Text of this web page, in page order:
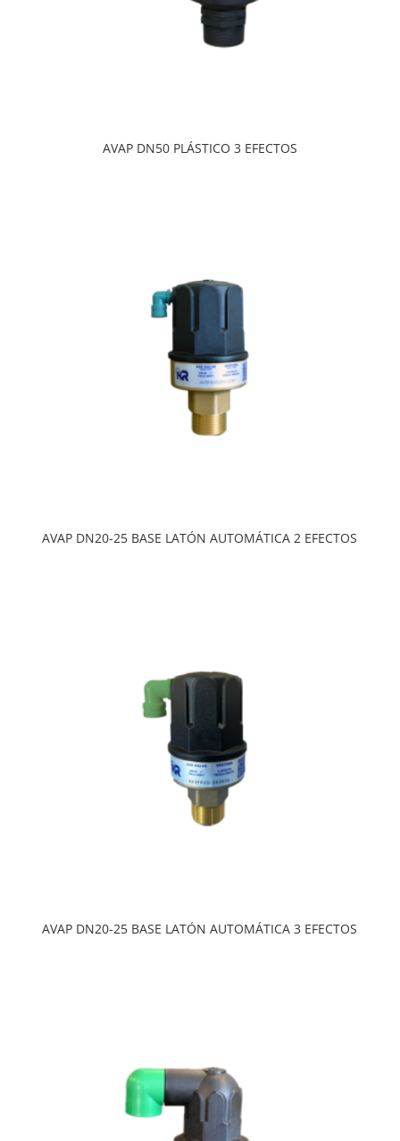
AVAP DN50 PLÁSTICO 3 EFECTOS
AVAP DN20-25 BASE LATÓN AUTOMÁTICA 2 EFECTOS
AVAP DN20-25 BASE LATÓN AUTOMÁTICA 3 EFECTOS